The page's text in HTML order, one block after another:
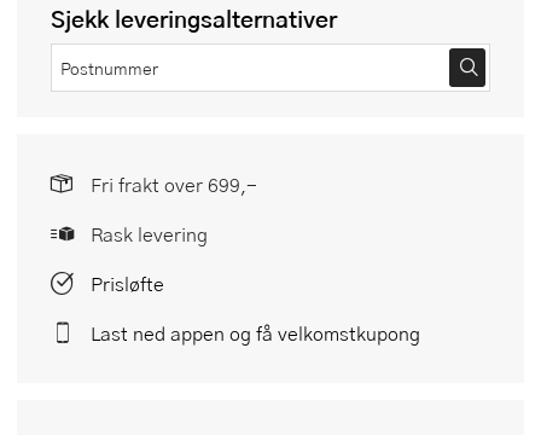
Sjekk leveringsalternativer
Fri frakt over 699,-
Rask levering
Prisløfte
Last ned appen og få velkomstkupong